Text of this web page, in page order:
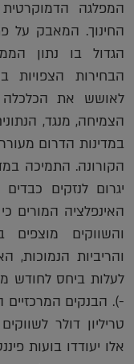
המפלגה
החינוך. המאבק על
הגדול בו נתון
לאושש את הכלכלה
הצמיחה, מנגד,
במדינות הדרום
הקורונה. התמיכה
יגרום לנזקים
האינפלציה המורים
והשווקים מוצפים
טריליון דולר
אלו יעודדו בועות